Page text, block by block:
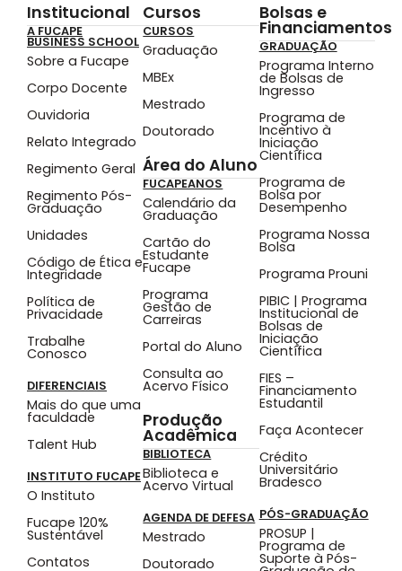
Institucional
A FUCAPE
BUSINESS SCHOOL
Sobre a Fucape
Corpo Docente
Ouvidoria
Relato Integrado
Regimento Geral
Regimento Pós-
Graduação
Unidades
Código de Ética e
Integridade
Política de
Privacidade
Trabalhe
Conosco
DIFERENCIAIS
Mais do que uma
faculdade
Talent Hub
INSTITUTO FUCAPE
O Instituto
Fucape 120%
Sustentável
Contatos
Cursos
CURSOS
Graduação
MBEx
Mestrado
Doutorado
Área do Aluno
FUCAPEANOS
Calendário da
Graduação
Cartão do
Estudante
Fucape
Programa
Gestão de
Carreiras
Portal do Aluno
Consulta ao
Acervo Físico
Produção
Acadêmica
BIBLIOTECA
Biblioteca e
Acervo Virtual
AGENDA DE DEFESA
Mestrado
Doutorado
Bolsas e
Financiamentos
GRADUAÇÃO
Programa Interno
de Bolsas de
Ingresso
Programa de
Incentivo à
Iniciação
Científica
Programa de
Bolsa por
Desempenho
Programa Nossa
Bolsa
Programa Prouni
PIBIC | Programa
Institucional de
Bolsas de
Iniciação
Científica
FIES –
Financiamento
Estudantil
Faça Acontecer
Crédito
Universitário
Bradesco
PÓS-GRADUAÇÃO
PROSUP |
Programa de
Suporte à Pós-